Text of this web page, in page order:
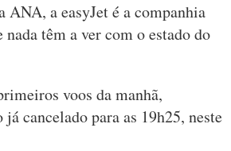
a easyJet é a companhia
têm a ver com o estado do
voos da manhã,
cancelado para as 19h25, neste